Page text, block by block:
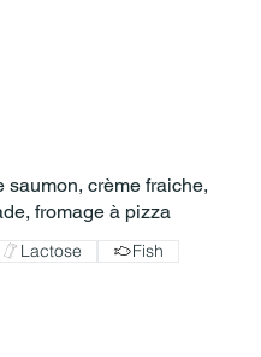
saumon, crème fraiche,
fromage à pizza
Lactose Fish